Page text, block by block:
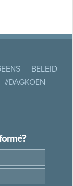
BELEID
#DAGKOEN